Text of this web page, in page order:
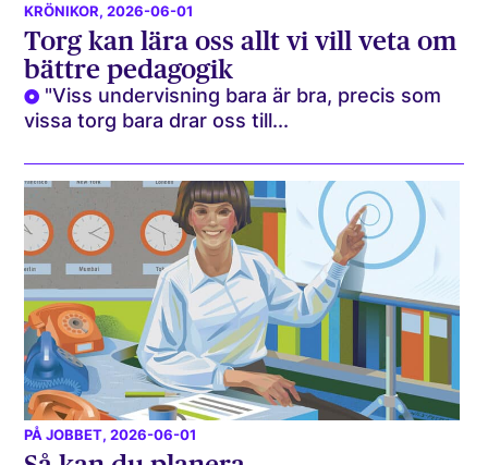
KRÖNIKOR, 2026-06-01
Torg kan lära oss allt vi vill veta om
bättre pedagogik
"Viss undervisning bara är bra, precis som
vissa torg bara drar oss till...
PÅ JOBBET, 2026-06-01